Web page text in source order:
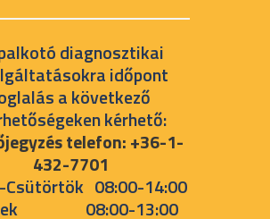
diagnosztikai
időpont
a következő
kérhető:
telefon: +36-1-
432-7701
08:00-14:00
08:00-13:00